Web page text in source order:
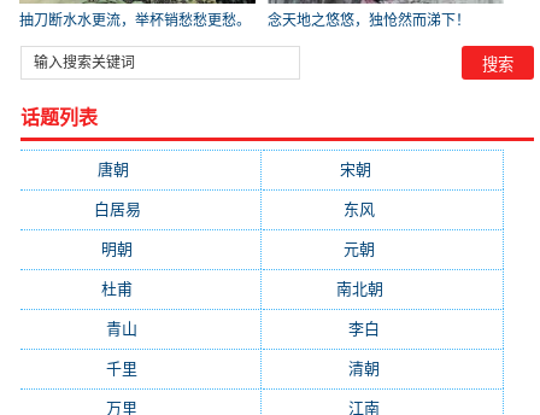
抽刀断水水更流，举杯销愁愁更愁。
念天地之悠悠，独怆然而涕下！
话题列表
唐朝 宋朝
白居易 东风
明朝 元朝
杜甫 南北朝
青山 李白
千里 清朝
万里 江南(805)